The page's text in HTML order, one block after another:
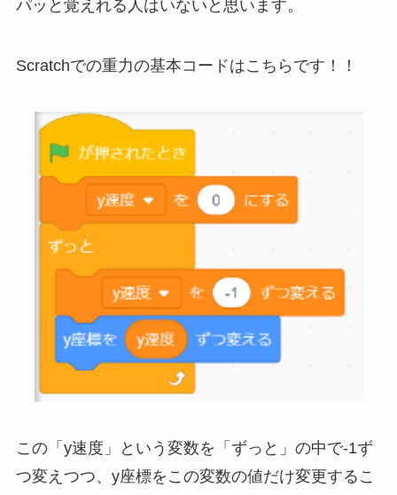
パッと覚えれる人はいないと思います。
Scratchでの重力の基本コードはこちらです！！
この「y速度」という変数を「ずっと」の中で-1ず
つ変えつつ、y座標をこの変数の値だけ変更するこ